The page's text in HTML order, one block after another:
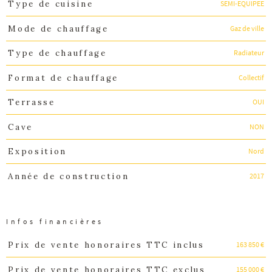
Type de cuisine SEMI-EQUIPEE
Mode de chauffage Gaz de ville
Type de chauffage Radiateur
Format de chauffage Collectif
Terrasse OUI
Cave NON
Exposition Nord
Année de construction 2017
Infos financières
Caractéristiques Valeurs
Prix de vente honoraires TTC inclus 163 850 €
Prix de vente honoraires TTC exclus 155 000 €